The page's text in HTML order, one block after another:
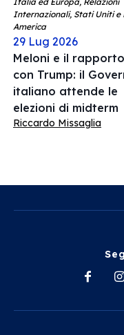
Internazionali, Stati Uniti e
America
29 Lug 2026
Meloni e il rapporto
con Trump: il
italiano attende le
elezioni di midterm
Riccardo Missaglia